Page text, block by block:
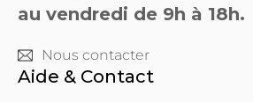
au vendredi de 9h à 18h.
Nous contacter
Aide & Contact